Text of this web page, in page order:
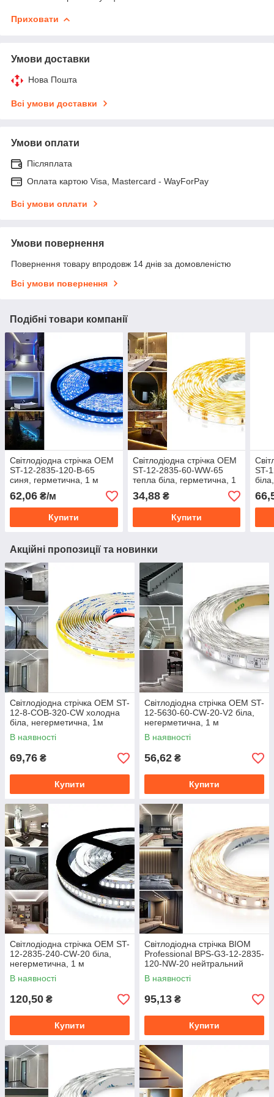
Приховати
Умови доставки
Нова Пошта
Всі умови доставки
Умови оплати
Післяплата
Оплата картою Visa, Mastercard - WayForPay
Всі умови оплати
Умови повернення
Повернення товару впродовж 14 днів за домовленістю
Всі умови повернення
Подібні товари компанії
Світлодіодна стрічка OEM
ST-12-2835-120-B-65
синя, герметична, 1 м
62,06 ₴/м
Купити
Світлодіодна стрічка OEM
ST-12-2835-60-WW-65
тепла біла, герметична, 1
м
34,88₴
Купити
ST-
Акційні пропозиції та новинки
Світлодіодна стрічка OEM ST-
12-8-COB-320-СW холодна
біла, негерметична, 1м
В наявності
69,76 ₴
Купити
Світлодіодна стрічка OEM ST-
12-5630-60-CW-20-V2 біла,
негерметична, 1 м
В наявності
56,62 ₴
Купити
Світлодіодна стрічка OEM ST-
12-2835-240-CW-20 біла,
негерметична, 1 м
В наявності
120,50 ₴
Купити
Світлодіодна стрічка BIOM
Professional BPS-G3-12-2835-
120-NW-20 нейтральний
білий, негерметична, 1 м
В наявності
95,13 ₴
Купити